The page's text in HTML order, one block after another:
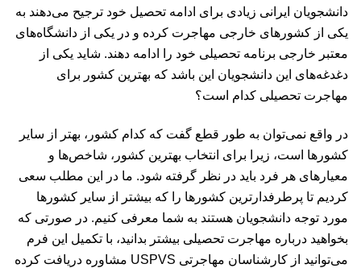
دانشجویان ایرانی زیادی برای ادامه تحصیل خود ترجیح می‌دهند به
یکی از کشورهای خارجی مهاجرت کرده و در یکی از دانشگاه‌های
معتبر خارجی برنامه تحصیلی خود را ادامه دهند. شاید یکی از
دغدغه‌های این دانشجویان این باشد که بهترین کشور برای
مهاجرت تحصیلی کدام است؟
در واقع نمی‌توان به طور قطع گفت که کدام کشور، بهتر از سایر
کشورها است، زیرا برای انتخاب بهترین کشور، شاخص‌‌ها و
معیارهای هر فرد باید در نظر گرفته شود. ما در این مطلب سعی
کردیم تا پرطرفدارترین کشورها را که بیشتر از سایر کشورها
مورد توجه دانشجویان هستند به شما معرفی کنیم. در صورتی که
بخواهید درباره مهاجرت تحصیلی بیشتر بدانید، با تکمیل این فرم
می‌توانید از کارشناسان مهاجرتی USPVS مشاوره دریافت کرده